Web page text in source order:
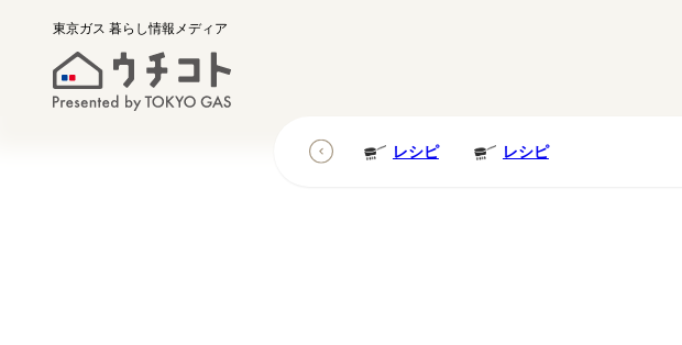
東京ガス 暮らし情報メディア
レシピ レシピ レシピ